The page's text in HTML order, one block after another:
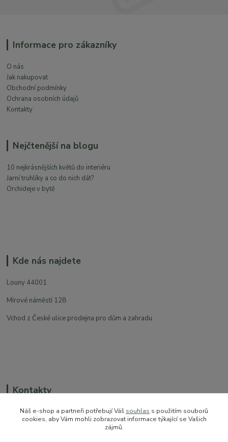
Informace pro zákazníky
O nás
Jak nakupovat
Obchodní podmínky
Ochrana osobních údajů
Kontakty
Nejčtenější na blogu
10 nejkrásnějších květů do interiéru
Jarní truhlíky a co do nich dát?
Orchideje v bytě
Kde nás najdete
Louny 44001
Mírové náměstí 128
Vchod z České ulice prodejna pro dům a zahradu
Kontakty
Náš e-shop a partneři potřebují Váš souhlas s použitím souborů
cookies, aby Vám mohli zobrazovat informace týkající se Vašich
zájmů.